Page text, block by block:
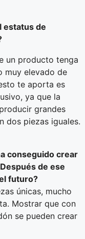
estatus de
un producto tenga
muy elevado de
te aporta es
ya que la
grandes
dos piezas iguales.
conseguido crear
de ese
futuro?
únicas, mucho
Mostrar que con
se pueden crear